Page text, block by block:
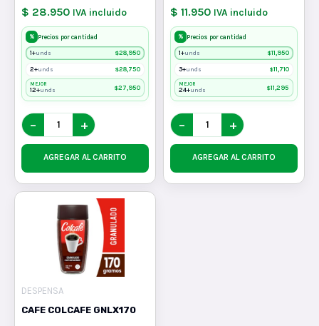
$ 28.950 IVA incluido
% Precios por cantidad
1+unds $28,950
2+unds $28,750
MEJOR
12+unds $27,950
− +
AGREGAR AL CARRITO
$ 11.950 IVA incluido
% Precios por cantidad
1+unds $11,950
3+unds $11,710
MEJOR
24+unds $11,295
− +
AGREGAR AL CARRITO
DESPENSA
CAFE COLCAFE GNLX170